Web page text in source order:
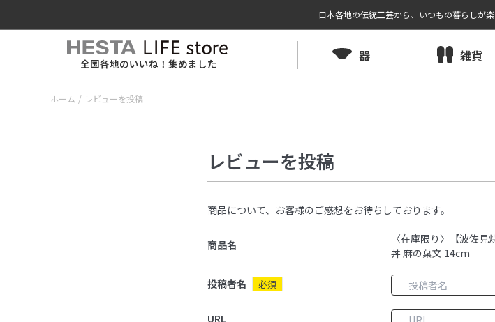
日本各地の伝統工芸から、いつもの暮らしが
全国各地のいいね！集めました 器 雑貨
ホーム / レビューを投稿
レビューを投稿
商品について、お客様のご感想をお待ちしております。
商品名
〈在庫限り〉【波佐
丼 麻の葉文 14cm
投稿者名 必須
URL